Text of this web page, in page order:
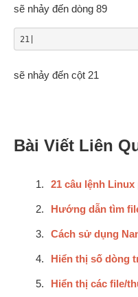
sẽ nhảy đến dòng 89
21|
sẽ nhảy đến cột 21
Bài Viết Liên
21 câu lệnh
Hướng dẫn tìm
Cách sử dụng
Hiển thị số dòng
Hiển thị các file/